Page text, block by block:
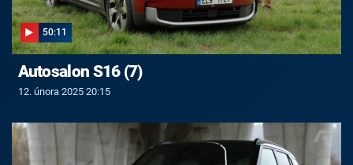
50:11
Autosalon S16 (7)
12. února 2025 20:15